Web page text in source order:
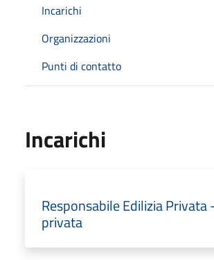
Incarichi
Organizzazioni
Punti di contatto
Incarichi
Responsabile Edilizia Privata
privata